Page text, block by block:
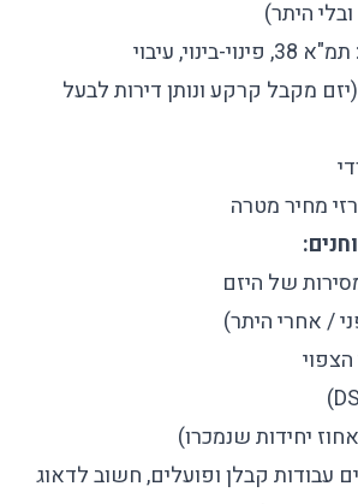
היתר)
עיבוי
מקבל קרקע ונותן דירות לבעל
מחיר מטרה
של היזם
/ אחרי היתר)
יחידות שנמכרו)
עבודות קבלן ופועלים, חשוב לדאוג